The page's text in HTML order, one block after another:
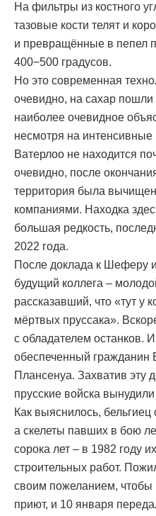
На фильтры из костного
тазовые кости телят и
и превращённые в пепел
400−500 градусов.
Но это современная
очевидно, на сахар пошли
наиболее очевидное
несмотря на интенсивные
Ватерлоо не находится
очевидно, после
территория была
компаниями. Находка
большая редкость,
2022 года.
После доклада к Шеферу
будущий коллега –
рассказавший, что «тут у
мёртвых пруссака».
с обладателем останков.
обеспеченный гражданин
Плансенуа. Захватив эту
прусские войска
Как выяснилось, бельгиец
а скелеты павших в бою
сорока лет – в 1982 году
строительных работ.
своим пожеланием,
приют, и 10 января